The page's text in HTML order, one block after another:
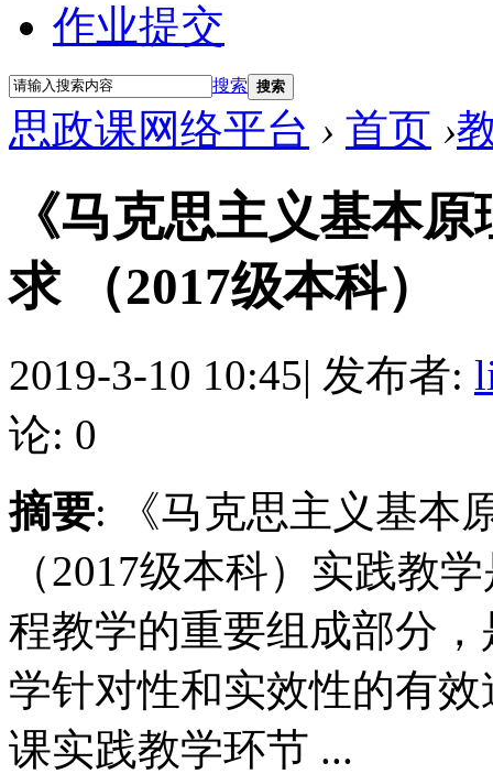
作业提交
搜索 搜索
思政课网络平台 › 首页 ›
《马克思主义基本
求 （2017级本科）
2019-3-10 10:45| 发布者:
论: 0
摘要: 《马克思主义基本
（2017级本科）实践教
程教学的重要组成部分
学针对性和实效性的有
课实践教学环节 ...